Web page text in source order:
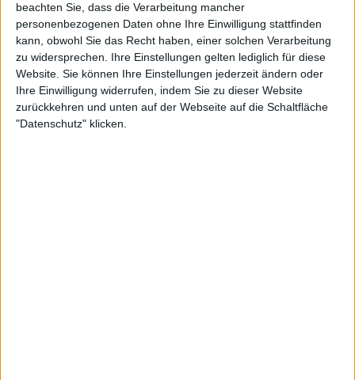
beachten Sie, dass die Verarbeitung mancher
personenbezogenen Daten ohne Ihre Einwilligung stattfinden
kann, obwohl Sie das Recht haben, einer solchen Verarbeitung
zu widersprechen. Ihre Einstellungen gelten lediglich für diese
Website. Sie können Ihre Einstellungen jederzeit ändern oder
Ihre Einwilligung widerrufen, indem Sie zu dieser Website
zurückkehren und unten auf der Webseite auf die Schaltfläche
"Datenschutz" klicken.
Letztlich setzte sich Andreescu nach zwei Stunden
intensiven Tennis’ durch und erreichte das Finale, in
dem sie auf Thailands Lanlana Tararudee trifft, die
sich über die Qualifikation bis ins Endspiel spielte.
Andreescu setzt sich knapp in